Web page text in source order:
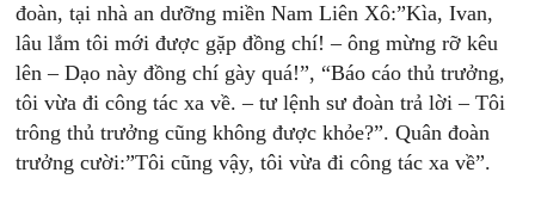
đoàn, tại nhà an dưỡng miền Nam Liên Xô:”Kìa, Ivan,
lâu lắm tôi mới được gặp đồng chí! – ông mừng rỡ kêu
lên – Dạo này đồng chí gày quá!”, “Báo cáo thủ trưởng,
tôi vừa đi công tác xa về. – tư lệnh sư đoàn trả lời – Tôi
trông thủ trưởng cũng không được khỏe?”. Quân đoàn
trưởng cười:”Tôi cũng vậy, tôi vừa đi công tác xa về”.